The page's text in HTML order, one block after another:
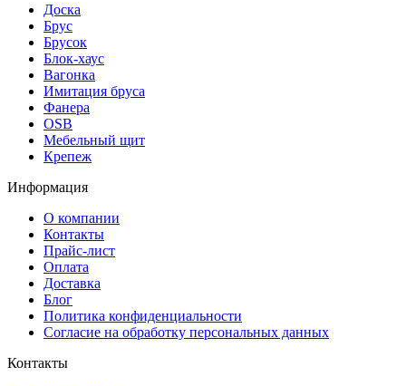
Доска
Брус
Брусок
Блок-хаус
Вагонка
Имитация бруса
Фанера
OSB
Мебельный щит
Крепеж
Информация
О компании
Контакты
Прайс-лист
Оплата
Доставка
Блог
Политика конфиденциальности
Согласие на обработку персональных данных
Контакты